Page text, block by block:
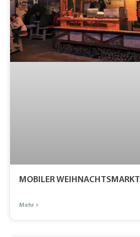
MOBILER WEIHNACHTSMARKT
Mehr »